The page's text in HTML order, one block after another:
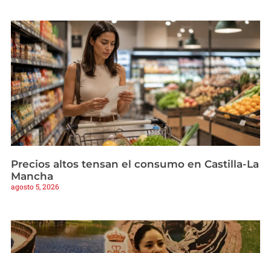
Precios altos tensan el consumo en Castilla-La
Mancha
agosto 5, 2026